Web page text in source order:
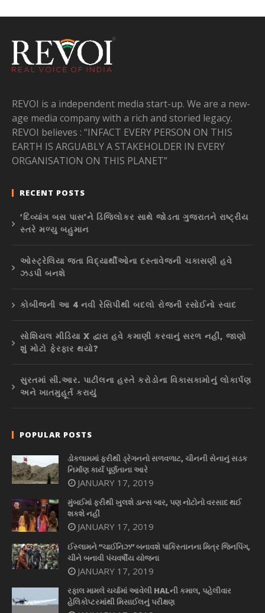
REVOI is a independent media start-up. We are a new-
age media company with a rich and storied legacy.
REVOI believes : “INFACT EVERY PERSON ON THIS
EARTH IS ARGUABLY A STAKEHOLDER IN EVERY
ORGANISATION ON THIS PLANET”
RECENT POSTS
‘દિવ્યાંગ બસ પાસ’ને ડિજિલોકર સાથે જોડતા ગુજરાતને રાષ્ટ્રીય
સ્તરે મળ્યુ બહુમાન
ઓસ્ટ્રેલિયા જતા વિદ્યાર્થીઓના દસ્તાવેજની ચકાસણી હવે
ઝડપી બનશે
કોબીજની આ 4 નવી રેસિપીથી બદલો રોજની રસોઈનો સ્વાદ
સોશિયલ મીડિયા X દ્વારા હવે કમાણી કરવાનું સરળ નહીં, જાણો
શું મોટો ફેરફાર થયો?
સુરતમાં સી.આર. પાટીલના હસ્તે કરોડોના વિકાસકામોનું લોકાર્પણ
અને ખાતમુહૂર્ત કરાયું
POPULAR POSTS
ડોકલામમાં ફરીથી ડ્રેગનનો સળવળાટ, ચીનની સેનાનું સડક
નિર્માણ કાર્ય પૂર્ણતાના આરે
JANUARY 17, 2019
મુંબઈમાં ફરીથી ખુલશે ડાન્સ બાર, પણ નોટોનો વરસાદ થઈ
શકશે નહીં
JANUARY 17, 2019
ઈસ્લામને “ચાઈનિઝ” બનાવશે પાકિસ્તાનના મિત્ર જિનપિંગ,
ચીને બનાવી પંચવર્ષીય યોજના
JANUARY 17, 2019
રફાલ મામલે ચર્ચામાં આવેલી HALની કમાલ, પહેલીવાર
હેલિકોપ્ટરમાંથી મિસાઈલનું પરીક્ષણ